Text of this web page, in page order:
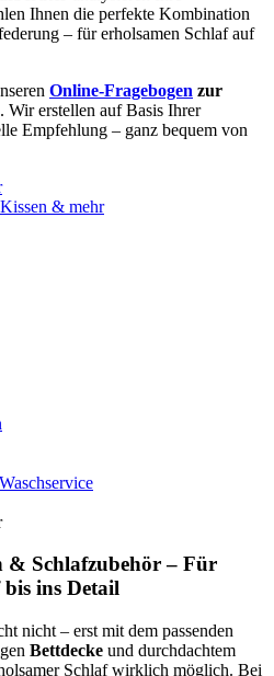
Ihnen die perfekte Kombination
– für erholsamen Schlaf auf
Online-Fragebogen zur
Wir erstellen auf Basis Ihrer
Empfehlung – ganz bequem von
& mehr
& Schlafzubehör – Für
bis ins Detail
nicht – erst mit dem passenden
Bettdecke und durchdachtem
Schlaf wirklich möglich. Bei